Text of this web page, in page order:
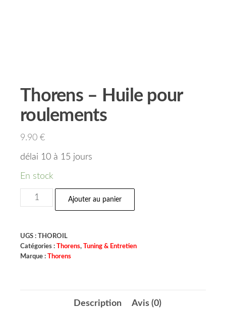
Thorens – Huile pour
roulements
9.90 €
délai 10 à 15 jours
En stock
Ajouter au panier
UGS : THOROIL
Catégories : Thorens, Tuning & Entretien
Marque : Thorens
Description Avis (0)